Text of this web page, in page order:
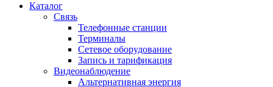
Каталог
Связь
Телефонные станции
Терминалы
Сетевое оборудование
Запись и тарификация
Видеонаблюдение
Альтернативная энергия